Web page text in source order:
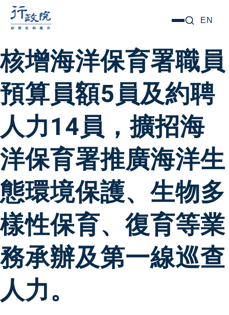
要
內
容
選
EN
核增海洋保育署職員
預算員額5員及約聘
人力14員，擴招海
洋保育署推廣海洋生
態環境保護、生物多
樣性保育、復育等業
務承辦及第一線巡查
人力。